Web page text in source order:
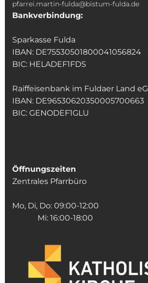
pfarrei.martin-fulda@bistum-fulda.de
Bankverbindung:
Sparkasse Fulda
IBAN: DE75530501800041056824
BIC: HELADEF1FDS
Raiffeisenbank im Fuldaer Land eG
IBAN: DE96530620350005700663
BIC: GENODEF1GLU
Öffnungszeiten
Zentrales Pfarrbüro
Mo, Di, Do: 09:00-12:00
Mi: 16:00-18:00